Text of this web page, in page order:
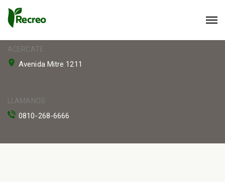
ACERCATE
Avenida Mitre 1211
LLAMANOS
0810-268-6666